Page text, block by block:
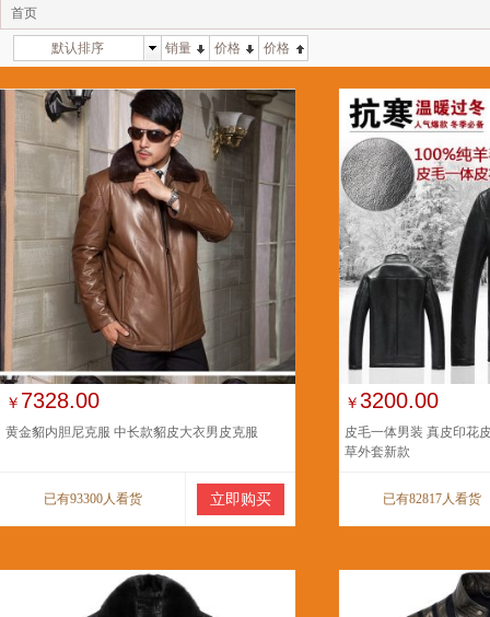
首页
默认排序 销量 价格 价格
￥ 7328.00
黄金貂内胆尼克服 中长款貂皮大衣男皮克服
已有93300人看货 立即购买
￥3200.00
皮毛一体男装 真皮印花
草外套新款
已有82817人看货